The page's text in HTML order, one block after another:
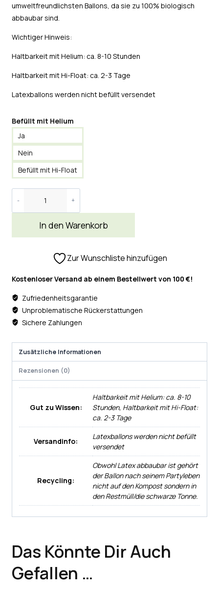
umweltfreundlichsten Ballons, da sie zu 100% biologisch
abbaubar sind.
Wichtiger Hinweis:
Haltbarkeit mit Helium: ca. 8-10 Stunden
Haltbarkeit mit Hi-Float: ca. 2-3 Tage
Latexballons werden nicht befüllt versendet
Befüllt mit Helium
Ja
Nein
Befüllt mit Hi-Float
In den Warenkorb
Zur Wunschliste hinzufügen
Kostenloser Versand ab einem Bestellwert von 100 €!
Zufriedenheitsgarantie
Unproblematische Rückerstattungen
Sichere Zahlungen
Zusätzliche Informationen
Rezensionen (0)
Gut zu Wissen:
Haltbarkeit mit Helium: ca. 8-10
Stunden, Haltbarkeit mit Hi-Float:
ca. 2-3 Tage
Versandinfo:
Latexballons werden nicht befüllt
versendet
Recycling:
Obwohl Latex abbaubar ist gehört
der Ballon nach seinem Partyleben
nicht auf den Kompost sondern in
den Restmüll/die schwarze Tonne.
Das Könnte Dir Auch
Gefallen …